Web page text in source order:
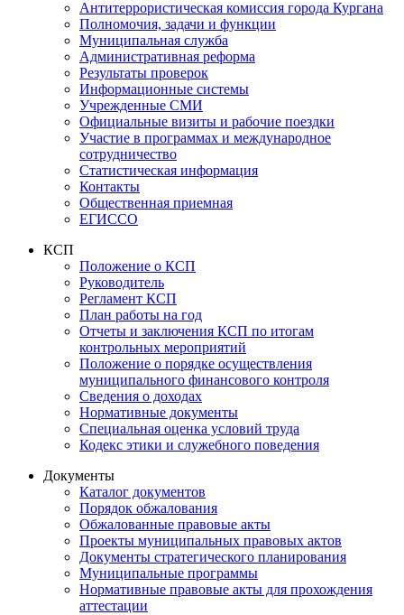
Антитеррористическая комиссия города Кургана
Полномочия, задачи и функции
Муниципальная служба
Административная реформа
Результаты проверок
Информационные системы
Учрежденные СМИ
Официальные визиты и рабочие поездки
Участие в программах и международное
сотрудничество
Статистическая информация
Контакты
Общественная приемная
ЕГИССО
КСП
Положение о КСП
Руководитель
Регламент КСП
План работы на год
Отчеты и заключения КСП по итогам
контрольных мероприятий
Положение о порядке осуществления
муниципального финансового контроля
Сведения о доходах
Нормативные документы
Специальная оценка условий труда
Кодекс этики и служебного поведения
Документы
Каталог документов
Порядок обжалования
Обжалованные правовые акты
Проекты муниципальных правовых актов
Документы стратегического планирования
Муниципальные программы
Нормативные правовые акты для прохождения
аттестации